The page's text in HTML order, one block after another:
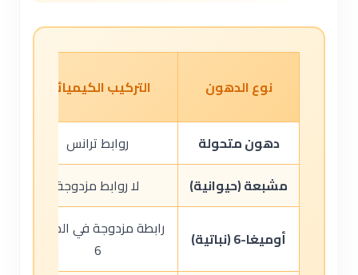
نوع الدهون التركيب الكيميائي
دهون متحولة
روابط ترانس
مشبعة (حيوانية)
لا روابط مزدوجة
أوميغا-6 (نباتية)
رابطة مزدوجة في الموقع
6